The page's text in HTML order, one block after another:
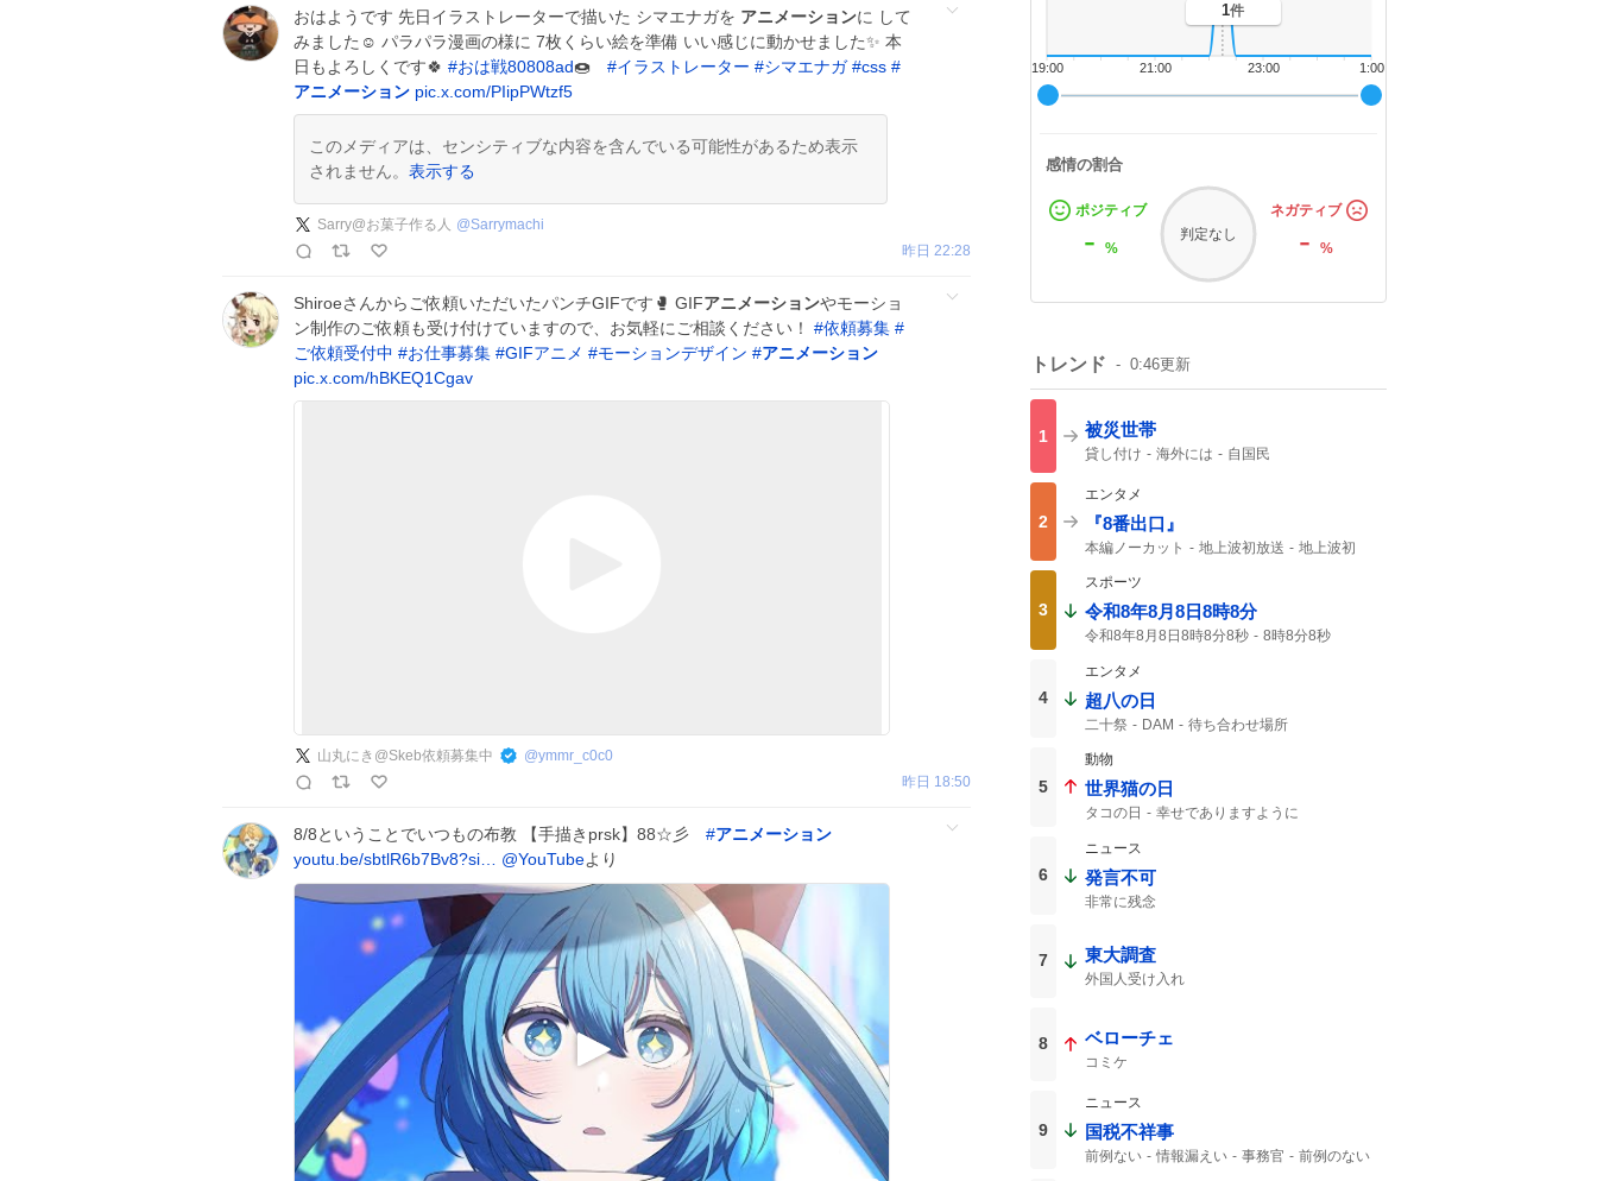
おはようです 先日イラストレーターで描いた シマエナガを アニメーションに して
みました☺️ パラパラ漫画の様に 7枚くらい絵を準備 いい感じに動かせました✨ 本
日もよろしくです🍀 #おは戦80808ad🍩 #イラストレーター #シマエナガ #css #
アニメーション pic.x.com/PIipPWtzf5
このメディアは、センシティブな内容を含んでいる可能性があるため表示
されません。 表示する
Sarry@お菓子作る人 @Sarrymachi
昨日 22:28
Shiroeさんからご依頼いただいたパンチGIFです🥊 GIFアニメーションやモーショ
ン制作のご依頼も受け付けていますので、お気軽にご相談ください！ #依頼募集 #
ご依頼受付中 #お仕事募集 #GIFアニメ #モーションデザイン #アニメーション
pic.x.com/hBKEQ1Cgav
山丸にき@Skeb依頼募集中 @ymmr_c0c0
昨日 18:50
8/8ということでいつもの布教 【手描きprsk】88☆彡 #アニメーション
youtu.be/sbtlR6b7Bv8?si…
@YouTubeより
1:00
23:00
21:00
19:00
1件
感情の割合
ポジティブ
- %
判定なし
ネガティブ
-%
トレンド 0:46更新
1 被災世帯
貸し付け 海外には 自国民
2
エンタメ
『8番出口』
本編ノーカット 地上波初放送
地上波初
8番出口
3
スポーツ
令和8年8月8日8時8分
令和8年8月8日8時8分8秒
8時8分8秒
4
エンタメ
超八の日
二十祭 DAM
待ち合わせ場所
5
動物
世界猫の日
タコの日
幸せでありますように
6
ニュース
発言不可
非常に残念
7 東大調査
外国人受け入れ
8 ベローチェ
コミケ
9
ニュース
国税不祥事
前例ない 情報漏えい 事務官 前例のない